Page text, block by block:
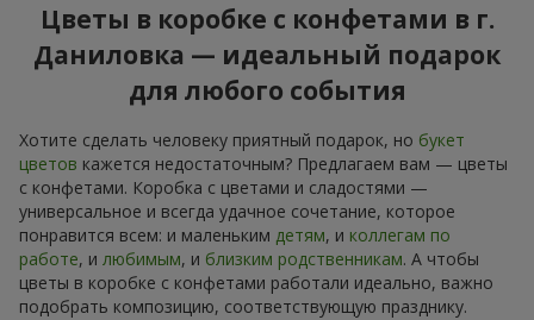
Цветы в коробке с конфетами в г.
Даниловка — идеальный подарок
для любого события
Хотите сделать человеку приятный подарок, но букет
цветов кажется недостаточным? Предлагаем вам — цветы
с конфетами. Коробка с цветами и сладостями —
универсальное и всегда удачное сочетание, которое
понравится всем: и маленьким детям, и коллегам по
работе, и любимым, и близким родственникам. А чтобы
цветы в коробке с конфетами работали идеально, важно
подобрать композицию, соответствующую празднику.